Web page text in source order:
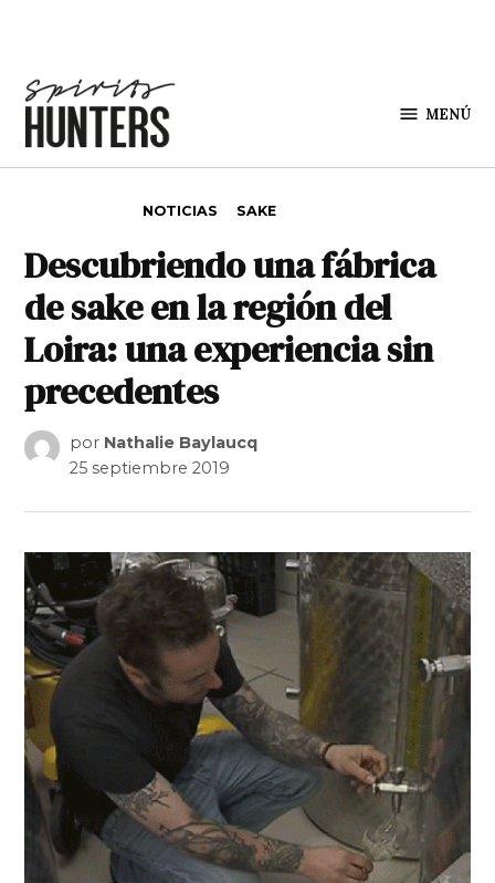
MENÚ
NOTICIAS SAKE
Descubriendo una fábrica
de sake en la región del
Loira: una experiencia sin
precedentes
por Nathalie Baylaucq
25 septiembre 2019